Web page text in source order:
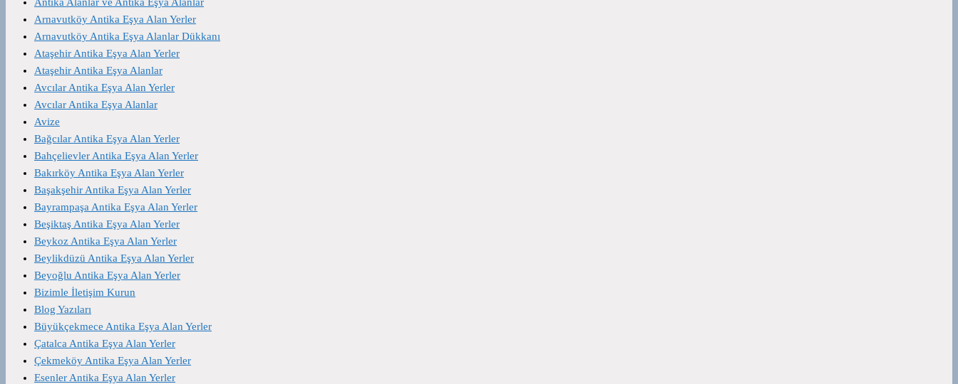
Arnavutköy Antika Eşya Alan Yerler
Arnavutköy Antika Eşya Alanlar Dükkanı
Ataşehir Antika Eşya Alan Yerler
Ataşehir Antika Eşya Alanlar
Avcılar Antika Eşya Alan Yerler
Avcılar Antika Eşya Alanlar
Avize
Bağcılar Antika Eşya Alan Yerler
Bahçelievler Antika Eşya Alan Yerler
Bakırköy Antika Eşya Alan Yerler
Başakşehir Antika Eşya Alan Yerler
Bayrampaşa Antika Eşya Alan Yerler
Beşiktaş Antika Eşya Alan Yerler
Beykoz Antika Eşya Alan Yerler
Beylikdüzü Antika Eşya Alan Yerler
Beyoğlu Antika Eşya Alan Yerler
Bizimle İletişim Kurun
Blog Yazıları
Büyükçekmece Antika Eşya Alan Yerler
Çatalca Antika Eşya Alan Yerler
Çekmeköy Antika Eşya Alan Yerler
Esenler Antika Eşya Alan Yerler